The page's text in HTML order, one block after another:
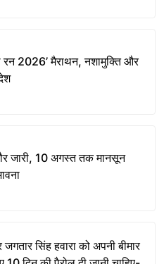
रन 2026’ मैराथन, नशामुक्ति और
जारी, 10 अगस्त तक मानसून
सिंह हवारा को अपनी बीमार